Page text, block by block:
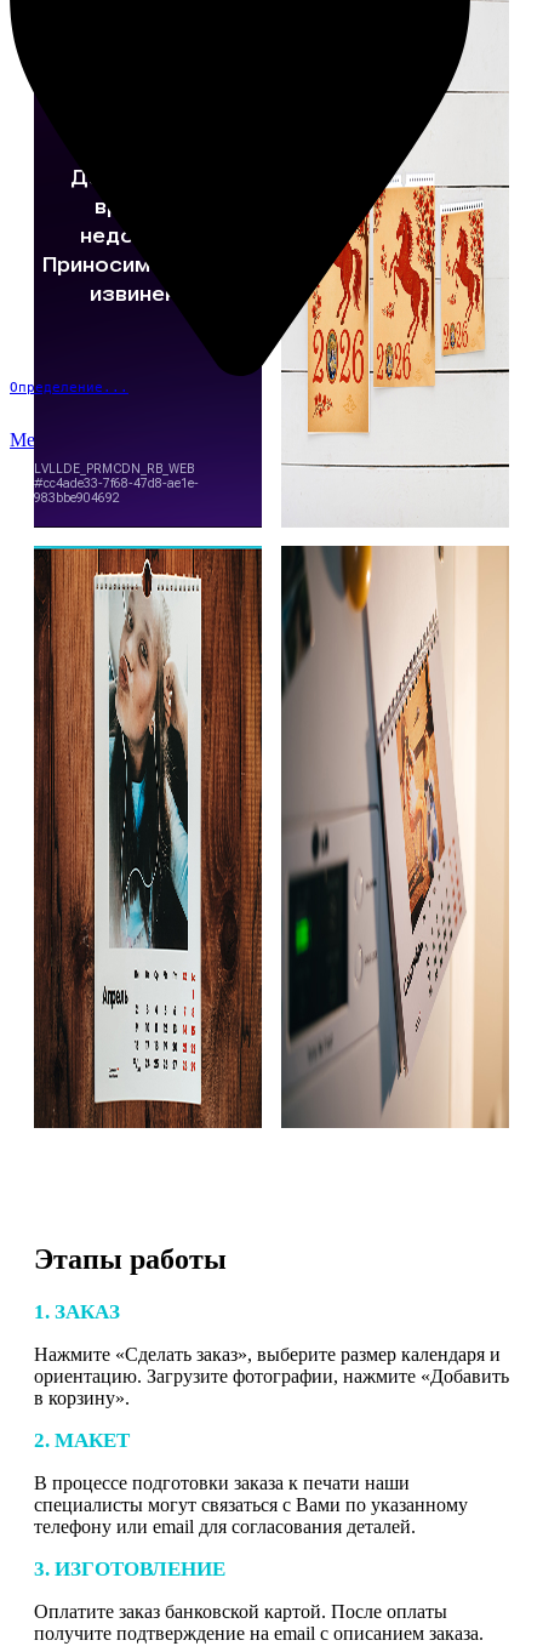
Определение...
Меню
Этапы работы
1. ЗАКАЗ
Нажмите «Сделать заказ», выберите размер календаря и
ориентацию. Загрузите фотографии, нажмите «Добавить
в корзину».
2. МАКЕТ
В процессе подготовки заказа к печати наши
специалисты могут связаться с Вами по указанному
телефону или email для согласования деталей.
3. ИЗГОТОВЛЕНИЕ
Оплатите заказ банковской картой. После оплаты
получите подтверждение на email с описанием заказа.